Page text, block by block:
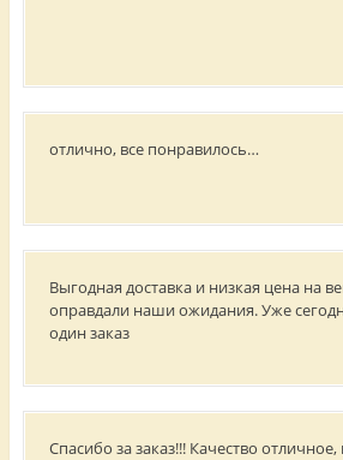
отлично, все понравилось…
Выгодная доставка и низкая цена на
оправдали наши ожидания. Уже
один заказ
Спасибо за заказ!!! Качество